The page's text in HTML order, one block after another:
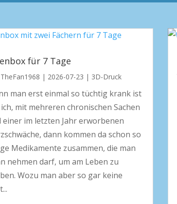
für 7 Tage
TheFan1968 | 2026-07-23 | 3D-Druck
man erst einmal so tüchtig krank ist
mit mehreren chronischen Sachen
einer im letzten Jahr erworbenen
dann kommen da schon so
Medikamente zusammen, die man
nehmen darf, um am Leben zu
Wozu man aber so gar keine